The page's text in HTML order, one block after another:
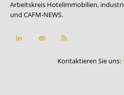
Arbeitskreis Hotelimmobilien,
und CAFM-NEWS.
Kontaktieren Sie uns: